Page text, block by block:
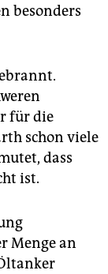
besonders
für die
schon viele
dass
ist.
Menge an